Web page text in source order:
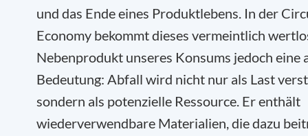
und das Ende eines Produktlebens. In der
Economy bekommt dieses vermeintlich
Nebenprodukt unseres Konsums jedoch eine
Bedeutung: Abfall wird nicht nur als Last
sondern als potenzielle Ressource. Er enthält
wiederverwendbare Materialien, die dazu